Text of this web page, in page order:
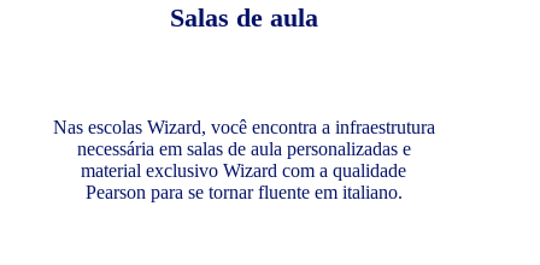
Salas de aula
Nas escolas Wizard, você encontra a infraestrutura
necessária em salas de aula personalizadas e
material exclusivo Wizard com a qualidade
Pearson para se tornar fluente em italiano.